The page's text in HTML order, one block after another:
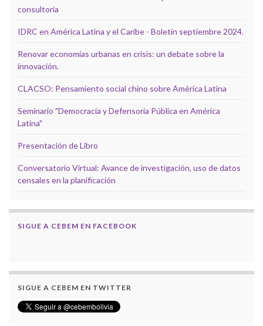
consultoría
IDRC en América Latina y el Caribe - Boletín septiembre 2024.
Renovar economías urbanas en crisis: un debate sobre la
innovación.
CLACSO: Pensamiento social chino sobre América Latina
Seminario "Democracia y Defensoría Pública en América
Latina"
Presentación de Libro
Conversatorio Virtual: Avance de investigación, uso de datos
censales en la planificación
SIGUE A CEBEM EN FACEBOOK
SIGUE A CEBEM EN TWITTER